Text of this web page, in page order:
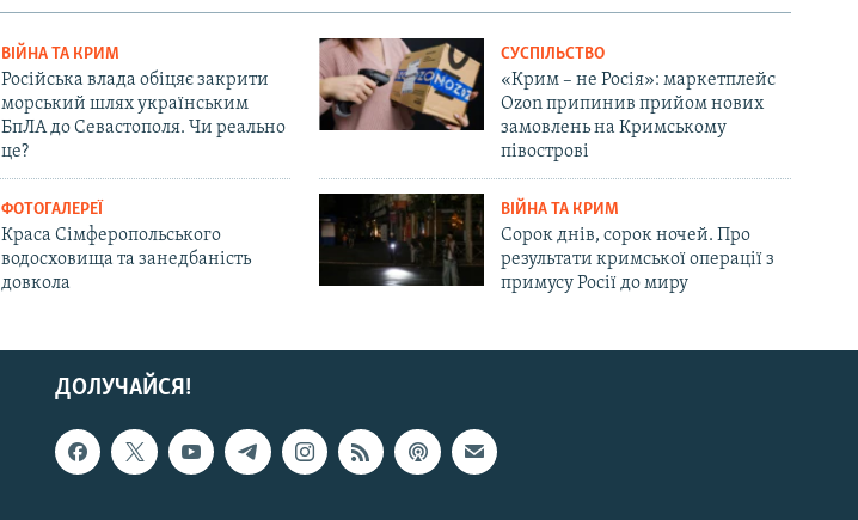
ВІЙНА ТА КРИМ
Російська влада обіцяє закрити
морський шлях українським
БпЛА до Севастополя. Чи реально
це?
СУСПІЛЬСТВО
«Крим – не Росія»: маркетплейс
Ozon припинив прийом нових
замовлень на Кримському
півострові
ФОТОГАЛЕРЕЇ
Краса Сімферопольського
водосховища та занедбаність
довкола
ВІЙНА ТА КРИМ
Сорок днів, сорок ночей. Про
результати кримської операції з
примусу Росії до миру
ДОЛУЧАЙСЯ!